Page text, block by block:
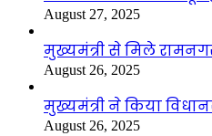
August 27, 2025
मुख्यमंत्री से मिले
August 26, 2025
मुख्यमंत्री ने किया
August 26, 2025